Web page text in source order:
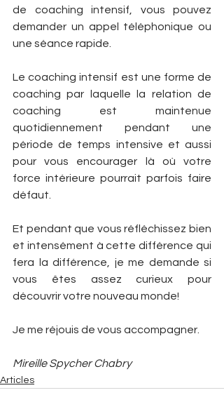
de coaching intensif, vous pouvez
demander un appel téléphonique ou
une séance rapide.
Le coaching intensif est une forme de
coaching par laquelle la relation de
coaching est maintenue
quotidiennement pendant une
période de temps intensive et aussi
pour vous encourager là où votre
force intérieure pourrait parfois faire
défaut.
Et pendant que vous réfléchissez bien
et intensément à cette différence qui
fera la différence, je me demande si
vous êtes assez curieux pour
découvrir votre nouveau monde!
Je me réjouis de vous accompagner.
Mireille Spycher Chabry
Articles